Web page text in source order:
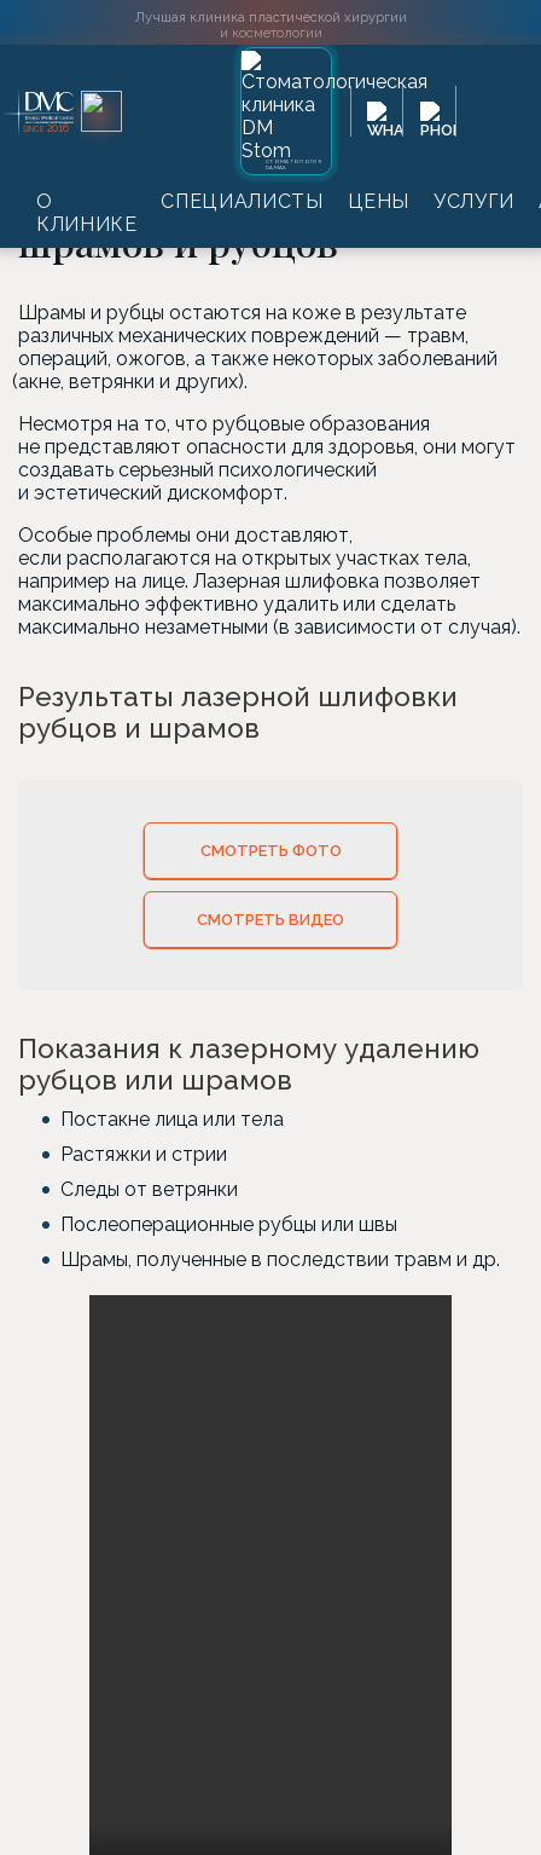
Лучшая клиника пластической хирургии
и косметологии
SINCE 2016
СТОМАТОЛОГИЯ
DAMAS
О
КЛИНИКЕ
СПЕЦИАЛИСТЫ ЦЕНЫ УСЛУГИ
Главная → Лазерная косметология →
Лазерная
Лазерное удаление шрамов и рубцов
Лазерная шлифовка
шрамов и рубцов
Шрамы и рубцы остаются на коже в результате
различных механических повреждений — травм,
операций, ожогов, а также некоторых заболеваний
(акне, ветрянки и других).
Несмотря на то, что рубцовые образования
не представляют опасности для здоровья, они могут
создавать серьезный психологический
и эстетический дискомфорт.
Особые проблемы они доставляют,
если располагаются на открытых участках тела,
например на лице. Лазерная шлифовка позволяет
максимально эффективно удалить или сделать
максимально незаметными (в зависимости от случая).
Результаты лазерной шлифовки
рубцов и шрамов
СМОТРЕТЬ ФОТО
СМОТРЕТЬ ВИДЕО
Показания к лазерному удалению
рубцов или шрамов
Постакне лица или тела
Растяжки и стрии
Следы от ветрянки
Послеоперационные рубцы или швы
Шрамы, полученные в последствии травм и др.